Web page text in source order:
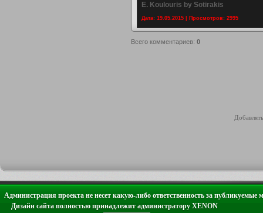
E. Koulouris by Sotirakis
Дата: 19.05.2015 | Просмотров: 2995
Всего комментариев: 0
Администрация проекта не несет какую-либо ответственность за публикуемые
Дизайн сайта полностью принадлежит администратору XENON